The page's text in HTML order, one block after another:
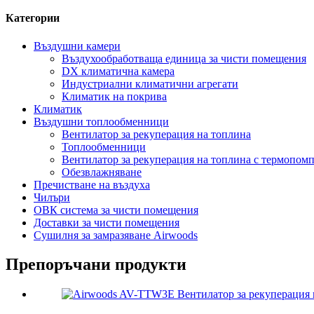
Категории
Въздушни камери
Въздухообработваща единица за чисти помещения
DX климатична камера
Индустриални климатични агрегати
Климатик на покрива
Климатик
Въздушни топлообменници
Вентилатор за рекуперация на топлина
Топлообменници
Вентилатор за рекуперация на топлина с
Обезвлажняване
Пречистване на въздуха
Чилъри
ОВК система за чисти помещения
Доставки за чисти помещения
Сушилня за замразяване Airwoods
Препоръчани продукти